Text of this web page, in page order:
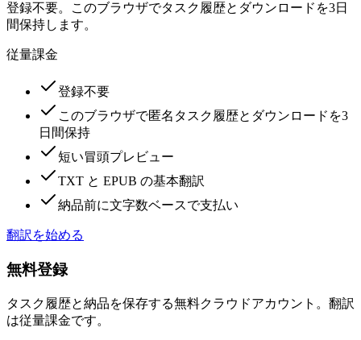
登録不要。このブラウザでタスク履歴とダウンロードを3日
間保持します。
従量課金
登録不要
このブラウザで匿名タスク履歴とダウンロードを3
日間保持
短い冒頭プレビュー
TXT と EPUB の基本翻訳
納品前に文字数ベースで支払い
翻訳を始める
無料登録
タスク履歴と納品を保存する無料クラウドアカウント。翻訳
は従量課金です。